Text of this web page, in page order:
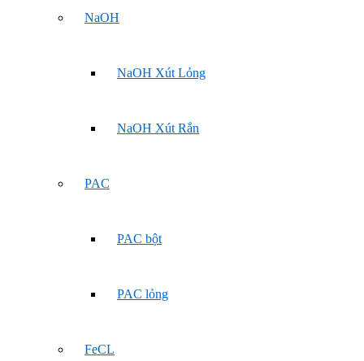
NaOH
NaOH Xút Lỏng
NaOH Xút Rắn
PAC
PAC bột
PAC lỏng
FeCL